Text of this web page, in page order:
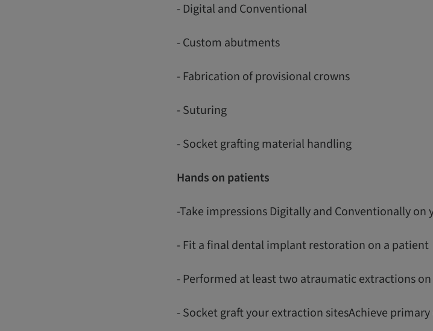
- Digital and Conventional
- Custom abutments
- Fabrication of provisional crowns
- Suturing
- Socket grafting material handling
Hands on patients
-Take impressions Digitally and Conventionally
- Fit a final dental implant restoration on a patient
- Performed at least two atraumatic extractions
- Socket graft your extraction sitesAchieve